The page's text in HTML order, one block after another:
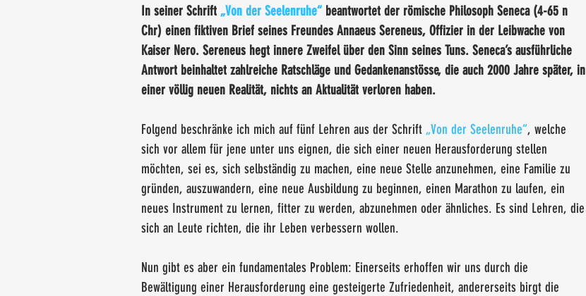
In seiner Schrift „Von der Seelenruhe“ beantwortet der römische Philosoph Seneca (4-65 n
Chr) einen fiktiven Brief seines Freundes Annaeus Sereneus, Offizier in der Leibwache von
Kaiser Nero. Sereneus hegt innere Zweifel über den Sinn seines Tuns. Seneca’s ausführliche
Antwort beinhaltet zahlreiche Ratschläge und Gedankenanstösse, die auch 2000 Jahre später, in
einer völlig neuen Realität, nichts an Aktualität verloren haben.
Folgend beschränke ich mich auf fünf Lehren aus der Schrift „Von der Seelenruhe“, welche
sich vor allem für jene unter uns eignen, die sich einer neuen Herausforderung stellen
möchten, sei es, sich selbständig zu machen, eine neue Stelle anzunehmen, eine Familie zu
gründen, auszuwandern, eine neue Ausbildung zu beginnen, einen Marathon zu laufen, ein
neues Instrument zu lernen, fitter zu werden, abzunehmen oder ähnliches. Es sind Lehren, die
sich an Leute richten, die ihr Leben verbessern wollen.
Nun gibt es aber ein fundamentales Problem: Einerseits erhoffen wir uns durch die
Bewältigung einer Herausforderung eine gesteigerte Zufriedenheit, andererseits birgt die